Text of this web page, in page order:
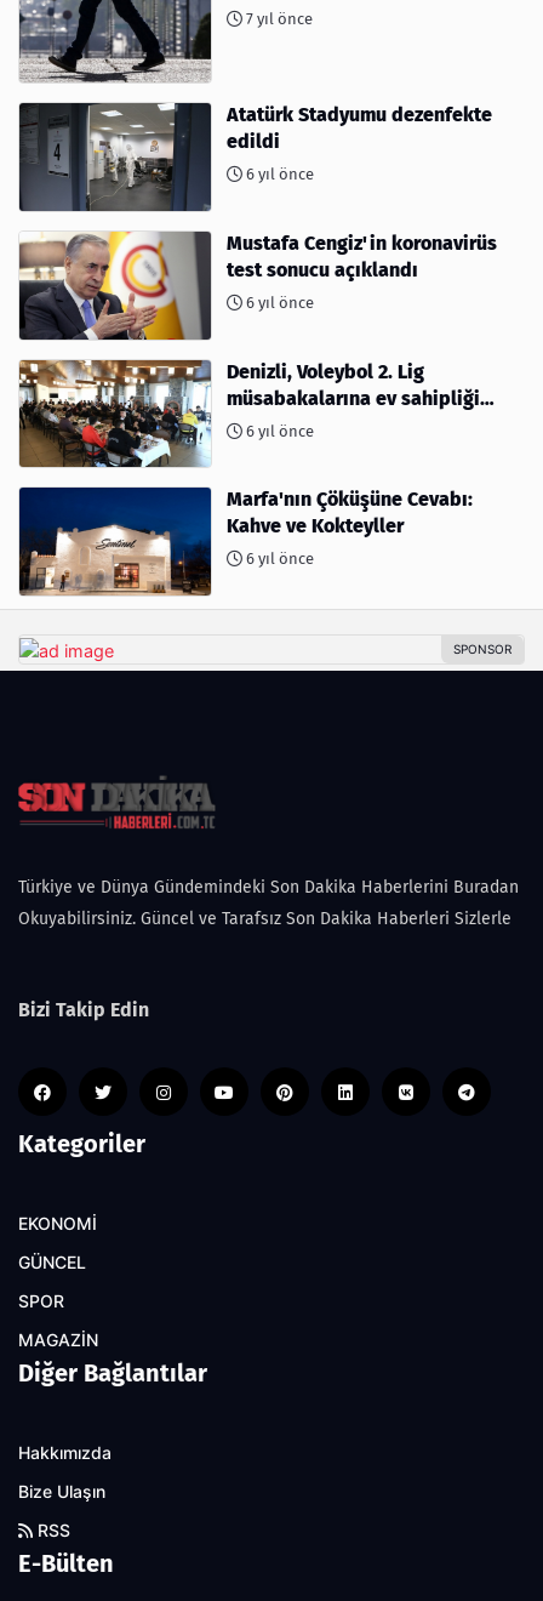
7 yıl önce
Atatürk Stadyumu dezenfekte
edildi
6 yıl önce
Mustafa Cengiz'in koronavirüs
test sonucu açıklandı
6 yıl önce
Denizli, Voleybol 2. Lig
müsabakalarına ev sahipliği
yapıyor
6 yıl önce
Marfa'nın Çöküşüne Cevabı:
Kahve ve Kokteyller
6 yıl önce
Türkiye ve Dünya Gündemindeki Son Dakika Haberlerini Buradan
Okuyabilirsiniz. Güncel ve Tarafsız Son Dakika Haberleri Sizlerle
Bizi Takip Edin
Kategoriler
EKONOMİ
GÜNCEL
SPOR
MAGAZİN
Diğer Bağlantılar
Hakkımızda
Bize Ulaşın
RSS
E-Bülten